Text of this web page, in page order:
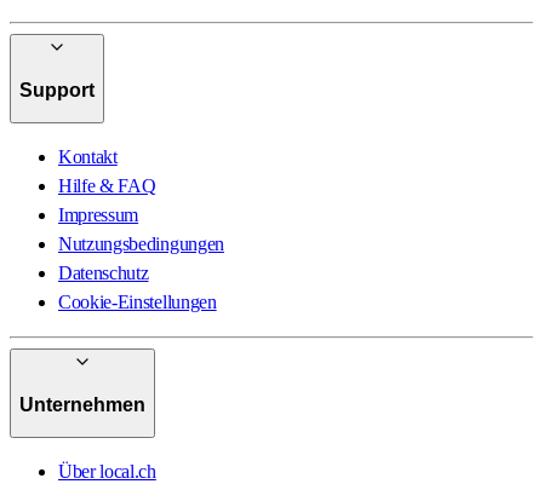
Support
Kontakt
Hilfe & FAQ
Impressum
Nutzungsbedingungen
Datenschutz
Cookie-Einstellungen
Unternehmen
Über local.ch